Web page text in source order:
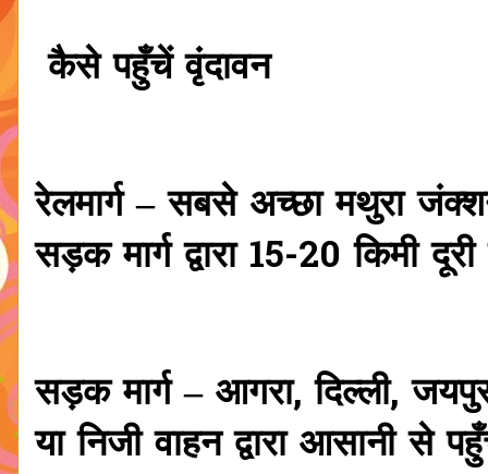
कैसे पहुँचें वृंदावन
रेलमार्ग – सबसे अच्छा मथुरा
सड़क मार्ग द्वारा 15-20 किमी
सड़क मार्ग – आगरा, दिल्ली,
या निजी वाहन द्वारा आसानी से